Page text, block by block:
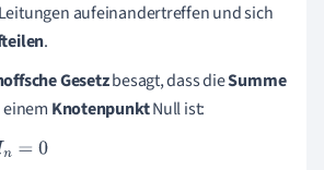
aufeinandertreffen und sich
.
Gesetzbesagt, dass dieSumme
KnotenpunktNull ist: